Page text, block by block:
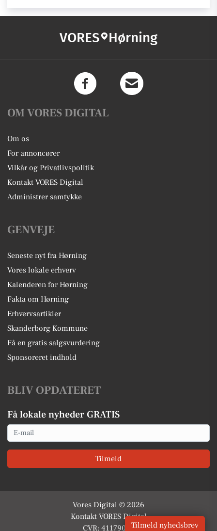
VORES Hørning
OM VORES DIGITAL
Om os
For annoncører
Vilkår og Privatlivspolitik
Kontakt VORES Digital
Administrer samtykke
GENVEJE
Seneste nyt fra Hørning
Vores lokale erhverv
Kalenderen for Hørning
Fakta om Hørning
Erhvervsartikler
Skanderborg Kommune
Få en gratis salgsvurdering
Sponsoreret indhold
BLIV OPDATERET
Få lokale nyheder GRATIS
Email
Tilmeld
Vores Digital © 2026
Kontakt VORES Digital
CVR: 41179082Tilmeld nyhedsbrev